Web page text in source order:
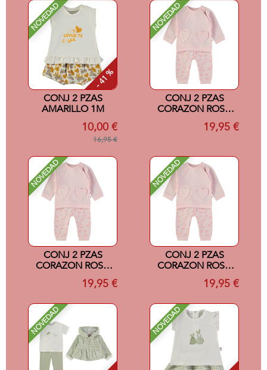
NOVEDAD
- 41 %
CONJ 2 PZAS
AMARILLO 1M
10,00 €
16,95 €
NOVEDAD
CONJ 2 PZAS
CORAZON ROSA
19,95 €
NOVEDAD
CONJ 2 PZAS
CORAZON ROSA
19,95 €
NOVEDAD
CONJ 2 PZAS
CORAZON ROSA
19,95 €
NOVEDAD NOVEDAD